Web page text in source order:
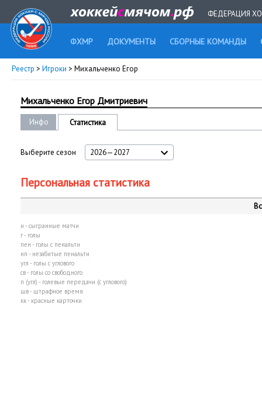
ФЕДЕРАЦИЯ
ФХМР ДОКУМЕНТЫ СБОРНЫЕ КОМАНДЫ
Реестр > Игроки > Михальченко Егор
Михальченко Егор Дмитриевич
Инфо Статистика
Выберите сезон 2026—2027
Персональная статистика
и - сыгранные матчи
г - голы
пен - голы с пенальти
нп - незабитые пенальти
угл - голы с углового
св - голы со свободного
п (угл) - голевые передачи (с углового)
шв - штрафное время
кк - красные карточки